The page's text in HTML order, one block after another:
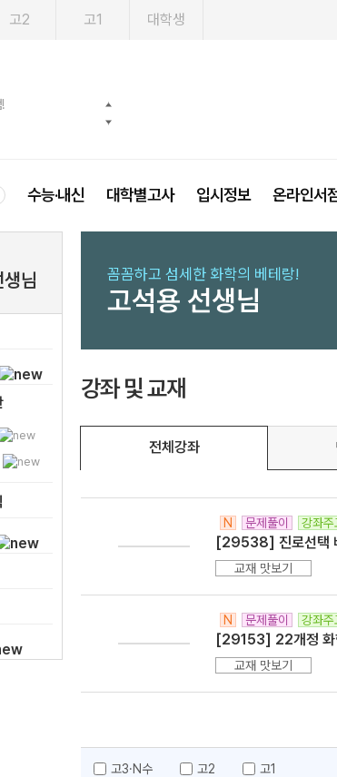
고2 고1 대학생
메가스터
택!
수능·내신 대학별고사 입시정보 온라인서
님 꼼꼼하고 섬세한 화학의 베테랑!
고석용 선생님
강좌 및 교재
전체강좌
N 문제풀이 강좌주
[29538] 진로선택
교재 맛보기
N 문제풀이 강좌주
[29153] 22개정 화
교재 맛보기
고3·N수 고2 고1